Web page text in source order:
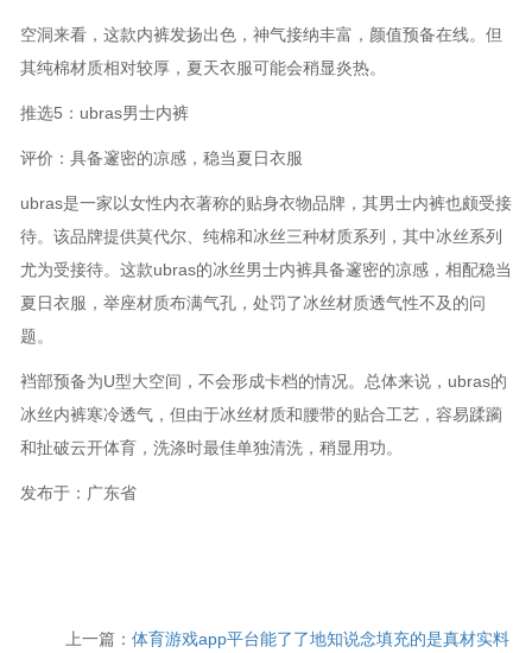
空洞来看，这款内裤发扬出色，神气接纳丰富，颜值预备在线。但
其纯棉材质相对较厚，夏天衣服可能会稍显炎热。
推选5：ubras男士内裤
评价：具备邃密的凉感，稳当夏日衣服
ubras是一家以女性内衣著称的贴身衣物品牌，其男士内裤也颇受接
待。该品牌提供莫代尔、纯棉和冰丝三种材质系列，其中冰丝系列
尤为受接待。这款ubras的冰丝男士内裤具备邃密的凉感，相配稳当
夏日衣服，举座材质布满气孔，处罚了冰丝材质透气性不及的问
题。
裆部预备为U型大空间，不会形成卡档的情况。总体来说，ubras的
冰丝内裤寒冷透气，但由于冰丝材质和腰带的贴合工艺，容易蹂躏
和扯破云开体育，洗涤时最佳单独清洗，稍显用功。
发布于：广东省
上一篇： 体育游戏app平台能了了地知说念填充的是真材实料